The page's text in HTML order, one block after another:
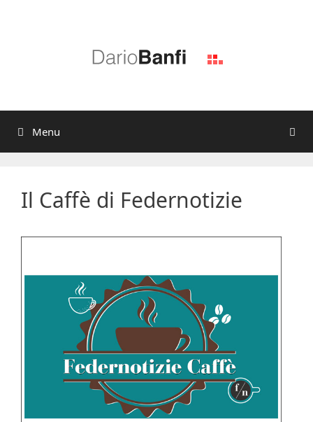
Menu
Il Caffè di Federnotizie